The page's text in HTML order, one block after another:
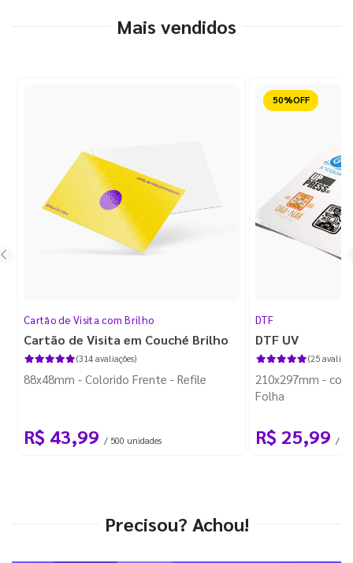
Mais vendidos
Cartão de Visita com Brilho
Cartão de Visita em Couché Brilho
(314 avaliações)
88x48mm - Colorido Frente - Refile
R$ 43,99 / 500 unidades
Reduzido
DTF
DTF UV
(25
210x297mm -
Folha
R$ 25,99 / 1
Precisou? Achou!